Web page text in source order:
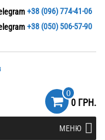
+38 (096) 774-41-06
+38 (050) 506-57-90
0
0 ГРН.
МЕНЮ